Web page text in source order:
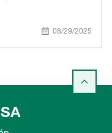
08/29/2025